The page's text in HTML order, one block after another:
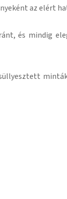
az elért
és mindig